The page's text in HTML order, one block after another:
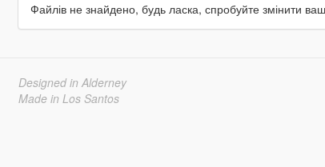
Файлів не знайдено, будь ласка, спробуйте змінити
Designed in Alderney
Made in Los Santos